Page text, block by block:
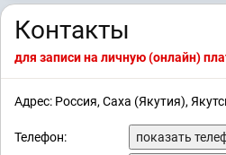
Контакты
для записи на личную (онлайн)
Адрес: Россия, Саха (Якутия),
Телефон:
показать